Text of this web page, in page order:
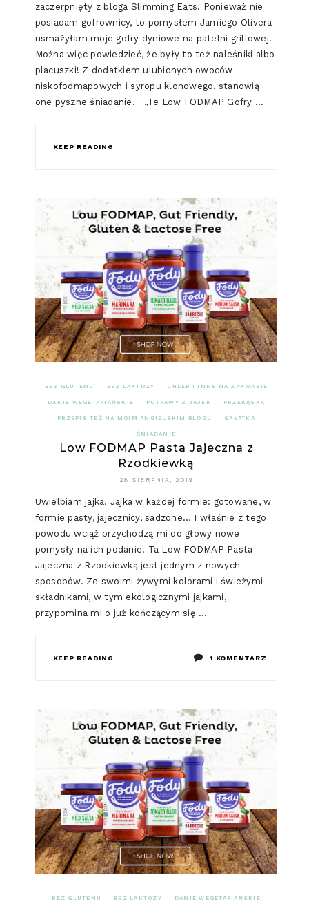
zaczerpnięty z bloga Slimming Eats. Ponieważ nie
posiadam gofrownicy, to pomysłem Jamiego Olivera
usmażyłam moje gofry dyniowe na patelni grillowej.
Można więc powiedzieć, że były to też naleśniki albo
placuszki! Z dodatkiem ulubionych owoców
niskofodmapowych i syropu klonowego, stanowią
one pyszne śniadanie. „Te Low FODMAP Gofry …
KEEP READING
BEZ GLUTENU BEZ LAKTOZY CHLEB I INNE NA ZAKWASIE
DANIE WEGETARIAŃSKIE POTRAWY Z JAJEK PRZEKĄSKA
PRZEPIS TEŻ NA MOIM ANGIELSKIM BLOGU SAŁATKA
ŚNIADANIE
Low FODMAP Pasta Jajeczna z
Rzodkiewką
28 SIERPNIA, 2019
Uwielbiam jajka. Jajka w każdej formie: gotowane, w
formie pasty, jajecznicy, sadzone… I właśnie z tego
powodu wciąż przychodzą mi do głowy nowe
pomysły na ich podanie. Ta Low FODMAP Pasta
Jajeczna z Rzodkiewką jest jednym z nowych
sposobów. Ze swoimi żywymi kolorami i świeżymi
składnikami, w tym ekologicznymi jajkami,
przypomina mi o już kończącym się …
KEEP READING 1 KOMENTARZ
PASTA
BEZ GLUTENU BEZ LAKTOZY DANIE WEGETARIAŃSKIE